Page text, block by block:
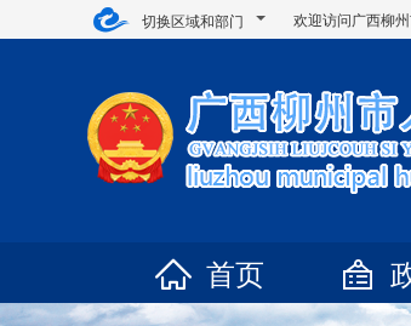
切换区域和部门 欢迎访问广西柳
首页